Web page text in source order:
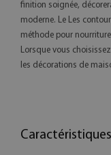
finition soignée,
moderne. Le Les
méthode pour
Lorsque vous
les décorations de